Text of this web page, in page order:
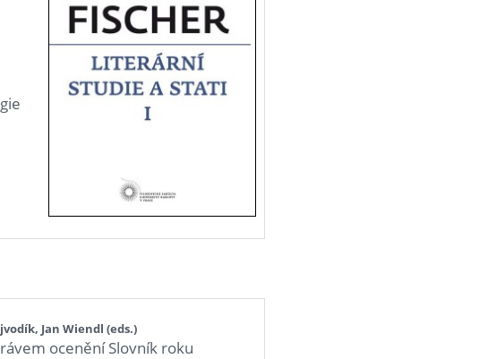
Jan Wiendl (eds.)
ocenění Slovník roku